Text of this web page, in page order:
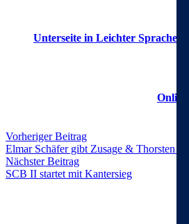
Unterseite in Leichter Sprache
Vorheriger Beitrag
Elmar Schäfer gibt Zusage & Thorsten
Nächster Beitrag
SCB II startet mit Kantersieg